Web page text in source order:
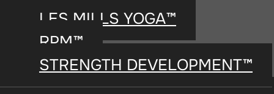
LES MILLS YOGA™
RPM™
STRENGTH DEVELOPMENT™